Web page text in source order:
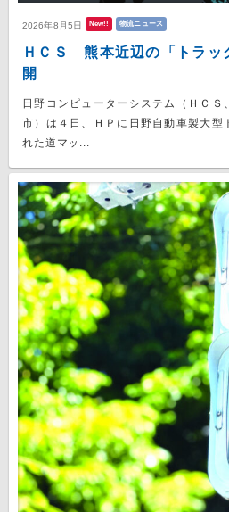
2026年8月5日 New!! 物流ニュース
ＨＣＳ 熊本近辺の「トラッ
開
日野コンピューターシステム（ＨＣＳ
市）は４日、ＨＰに日野自動車製大型
れた道マッ...